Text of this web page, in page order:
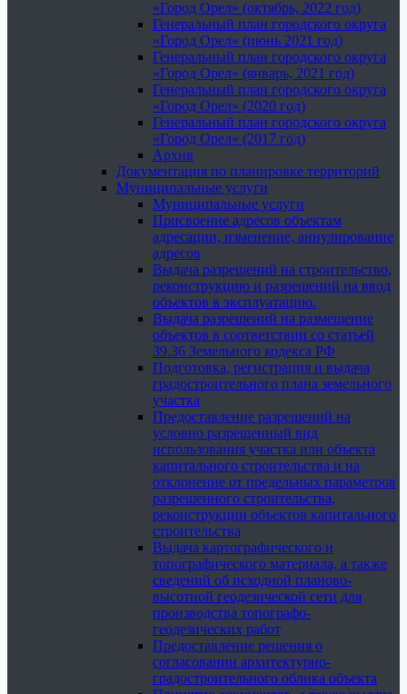
«Город Орел» (октябрь, 2022 год)
Генеральный план городского округа
«Город Орел» (июнь 2021 год)
Генеральный план городского округа
«Город Орел» (январь, 2021 год)
Генеральный план городского округа
«Город Орел» (2020 год)
Генеральный план городского округа
«Город Орел» (2017 год)
Архив
Документация по планировке территорий
Муниципальные услуги
Муниципальные услуги
Присвоение адресов объектам
адресации, изменение, аннулирование
адресов
Выдача разрешений на строительство,
реконструкцию и разрешений на ввод
объектов в эксплуатацию.
Выдача разрешений на размещение
объектов в соответствии со статьей
39.36 Земельного кодекса РФ
Подготовка, регистрация и выдача
градостроительного плана земельного
участка
Предоставление разрешений на
условно разрешенный вид
использования участка или объекта
капитального строительства и на
отклонение от предельных параметров
разрешенного строительства,
реконструкции объектов капитального
строительства
Выдача картографического и
топографического материала, а также
сведений об исходной планово-
высотной геодезической сети для
производства топографо-
геодезических работ
Предоставление решения о
согласовании архитектурно-
градостроительного облика объекта